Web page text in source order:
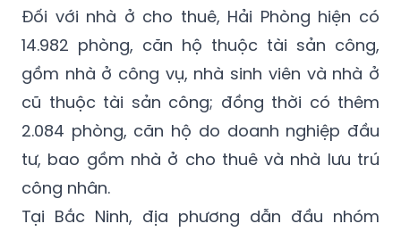
Đối với nhà ở cho thuê, Hải Phòng hiện có
14.982 phòng, căn hộ thuộc tài sản công,
gồm nhà ở công vụ, nhà sinh viên và nhà ở
cũ thuộc tài sản công; đồng thời có thêm
2.084 phòng, căn hộ do doanh nghiệp đầu
tư, bao gồm nhà ở cho thuê và nhà lưu trú
công nhân.
Tại Bắc Ninh, địa phương dẫn đầu nhóm